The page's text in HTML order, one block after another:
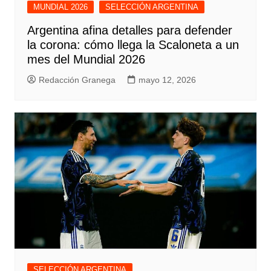
MUNDIAL 2026 SELECCIÓN ARGENTINA
Argentina afina detalles para defender
la corona: cómo llega la Scaloneta a un
mes del Mundial 2026
Redacción Granega mayo 12, 2026